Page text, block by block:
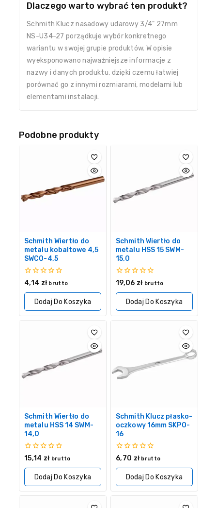
Dlaczego warto wybrać ten produkt?
Schmith Klucz nasadowy udarowy 3/4" 27mm
NS-U34-27 porządkuje wybór konkretnego
wariantu w swojej grupie produktów. W opisie
wyeksponowano najważniejsze informacje z
nazwy i danych produktu, dzięki czemu łatwiej
porównać go z innymi rozmiarami, modelami lub
elementami instalacji.
Podobne produkty
Schmith Wiertło do
metalu kobaltowe 4,5
SWCO-4,5
0
5
4,14 zł brutto
Dodaj Do Koszyka
Schmith Wiertło do
metalu HSS 15 SWM-
15,0
0
5
19,06 zł brutto
Dodaj Do Koszyka
Schmith Wiertło do
metalu HSS 14 SWM-
14,0
0
5
15,14 zł brutto
Dodaj Do Koszyka
Schmith Klucz płasko-
oczkowy 16mm SKPO-
16
0
5
6,70 zł brutto
Dodaj Do Koszyka